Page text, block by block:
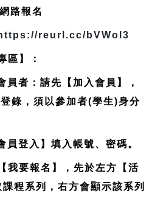
路報名
reurl.cc/bVWol3
區】：
員者：請先【加入會員】，
錄， 須以參加者(學生)身分
員登入】填入帳號、密碼。
我要報名】，先於左方【活
程系列，右方會顯示該系列